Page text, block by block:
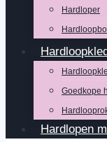
Hardloper
Goedkope
Hardlopen